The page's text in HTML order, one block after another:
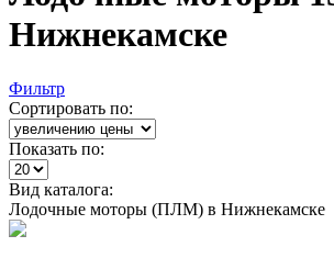
Нижнекамске
Фильтр
Сортировать по:
Показать по:
Вид каталога:
Лодочные моторы (ПЛМ) в Нижнекамске